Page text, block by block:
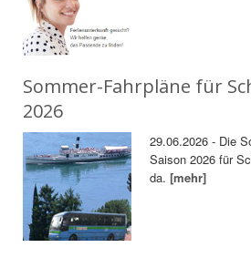
Sommer-Fahrpläne für
2026
29.06.2026 - Die
Saison 2026 für
da.[mehr]